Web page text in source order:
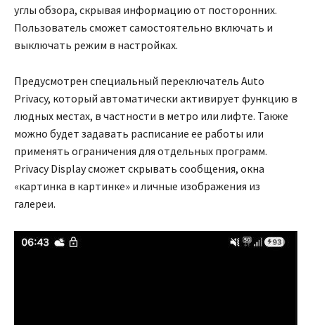
углы обзора, скрывая информацию от посторонних.
Пользователь сможет самостоятельно включать и
выключать режим в настройках.
Предусмотрен специальный переключатель Auto
Privacy, который автоматически активирует функцию в
людных местах, в частности в метро или лифте. Также
можно будет задавать расписание ее работы или
применять ограничения для отдельных программ.
Privacy Display сможет скрывать сообщения, окна
«картинка в картинке» и личные изображения из
галереи.